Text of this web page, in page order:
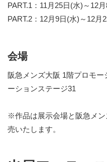
PART.1：11月25日(水)～12
PART.2：12月9日(水)～12月
会場
阪急メンズ大阪 1階プロモ
ーションステージ31
※作品は展示会場と阪急メ
売いたします。